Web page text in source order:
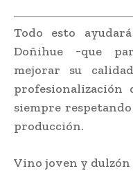
Todo esto
Doñihue −que
mejorar su
siempre
producción.
Vino joven y dulzón